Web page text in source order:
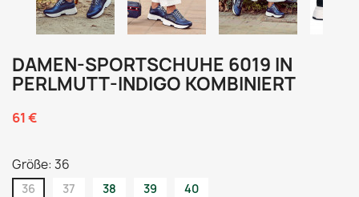
DAMEN-SPORTSCHUHE 6019 IN
PERLMUTT-INDIGO KOMBINIERT
61 €
Größe: 36
36 37 38 39 40